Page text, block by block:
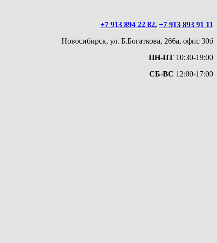
+7 913 894 22 82, +7 913 893 91 11
Новосибирск, ул. Б.Богаткова, 266а, офис 30б
ПН-ПТ 10:30-19:00
СБ-ВС 12:00-17:00